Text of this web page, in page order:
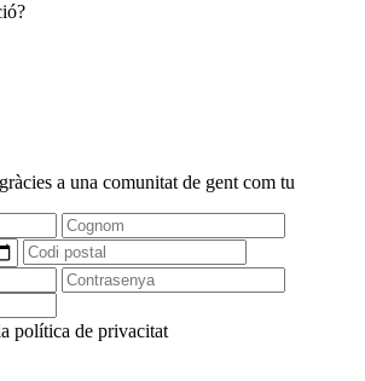
a una comunitat de gent com tu
política de privacitat